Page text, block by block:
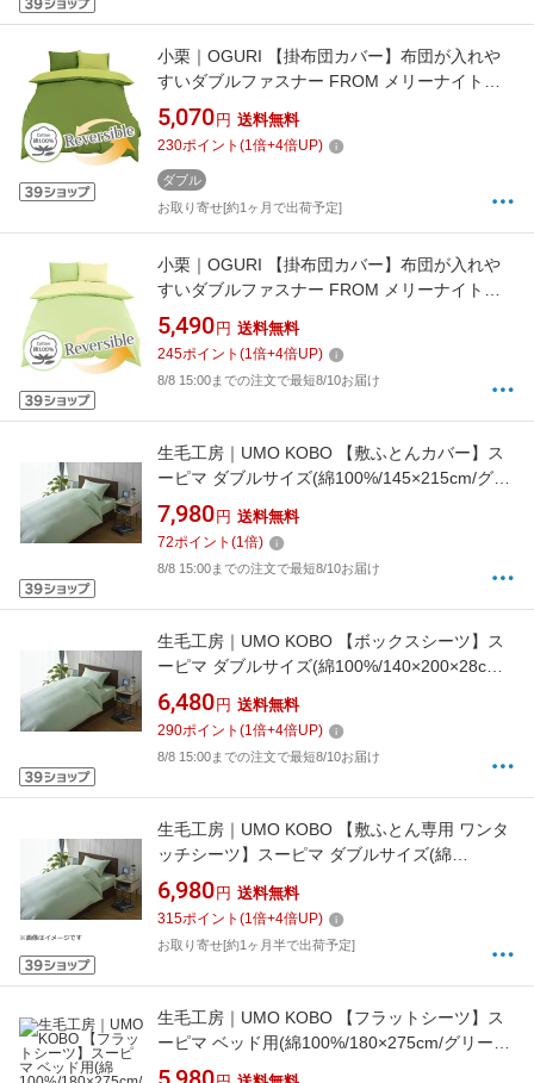
小栗｜OGURI 【掛布団カバー】布団が入れや
すいダブルファスナー FROM メリーナイト
(MerryNight) オリーブグリーン FM62600150
[ダブルサイズ][FM62600150]
5,070 円 送料無料
230ポイント (1倍+4倍UP)
ダブル
お取り寄せ[約1ヶ月で出荷予定]
小栗｜OGURI 【掛布団カバー】布団が入れや
すいダブルファスナー FROM メリーナイト
(MerryNight) グリーン FM62600153 [ダブルサ
イズ][FM62600153]
5,490 円 送料無料
245ポイント (1倍+4倍UP)
8/8 15:00までの注文で最短8/10お届け
生毛工房｜UMO KOBO 【敷ふとんカバー】ス
ーピマ ダブルサイズ(綿100%/145×215cm/グリ
ーン)[M541452SDGR]
7,980 円 送料無料
72ポイント (1倍)
8/8 15:00までの注文で最短8/10お届け
生毛工房｜UMO KOBO 【ボックスシーツ】ス
ーピマ ダブルサイズ(綿100%/140×200×28cm/
グリーン)[M541428BDGR]
6,480 円 送料無料
290ポイント (1倍+4倍UP)
8/8 15:00までの注文で最短8/10お届け
生毛工房｜UMO KOBO 【敷ふとん専用 ワンタ
ッチシーツ】スーピマ ダブルサイズ(綿
100%/145×215cm/グリーン)[M541415FIGR]
6,980 円 送料無料
315ポイント (1倍+4倍UP)
お取り寄せ[約1ヶ月半で出荷予定]
生毛工房｜UMO KOBO 【フラットシーツ】ス
ーピマ ベッド用(綿100%/180×275cm/グリー
ン)[M541875FLGR]